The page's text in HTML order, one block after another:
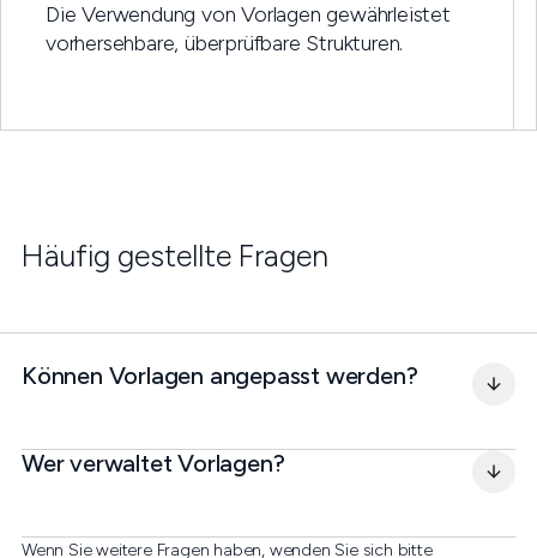
Die Verwendung von Vorlagen gewährleistet
vorhersehbare, überprüfbare Strukturen.
Häufig gestellte Fragen
Wenn Sie weitere Fragen haben, wenden Sie sich bitte
Können Vorlagen angepasst werden?
Wer verwaltet Vorlagen?